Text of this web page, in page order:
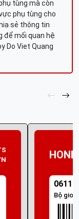
tùng mà còn
phụ tùng cho
sẻ thông tin
để mối quan hệ
Do Viet Quang
Bộ